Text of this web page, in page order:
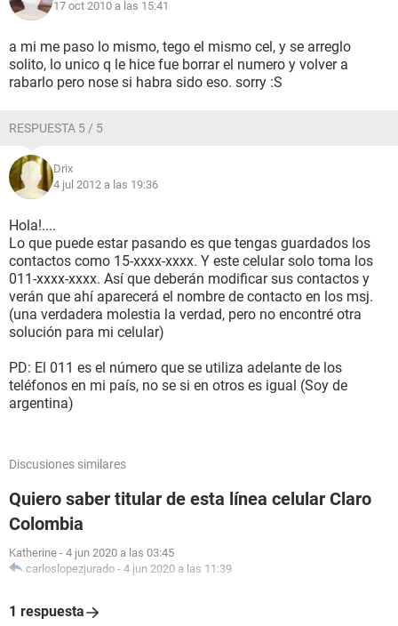
17 oct 2010 a las 15:41
a mi me paso lo mismo, tego el mismo cel, y se arreglo
solito, lo unico q le hice fue borrar el numero y volver a
rabarlo pero nose si habra sido eso. sorry :S
RESPUESTA 5 / 5
Drix
4 jul 2012 a las 19:36
Hola!....
Lo que puede estar pasando es que tengas guardados los
contactos como 15-xxxx-xxxx. Y este celular solo toma los
011-xxxx-xxxx. Así que deberán modificar sus contactos y
verán que ahí aparecerá el nombre de contacto en los msj.
(una verdadera molestia la verdad, pero no encontré otra
solución para mi celular)
PD: El 011 es el número que se utiliza adelante de los
teléfonos en mi país, no se si en otros es igual (Soy de
argentina)
Discusiones similares
Quiero saber titular de esta línea celular Claro
Colombia
Katherine - 4 jun 2020 a las 03:45
carloslopezjurado - 4 jun 2020 a las 11:39
1 respuesta